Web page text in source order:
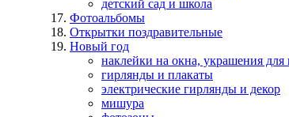
детский сад и школа
Фотоальбомы
Открытки поздравительные
Новый год
наклейки на окна, украшения для
гирлянды и плакаты
электрические гирлянды и декор
мишура